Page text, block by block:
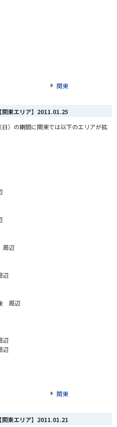
関東
東エリア】 2011.01.25
）の期間に関東では以下のエリアが拡
周辺
辺
周辺
辺
辺
関東
東エリア】 2011.01.21